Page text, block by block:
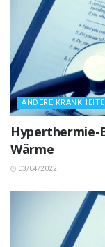
ANDERE
Hyperthermie-
Wärme
03/04/2022